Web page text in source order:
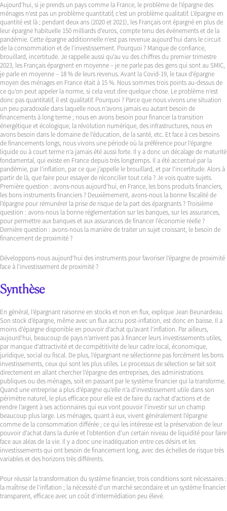
Aujourd’hui, si je prends un pays comme la France, le problème de l’épargne des
ménages n’est pas un problème quantitatif, c’est un problème qualitatif. L’épargne en
quantité est là ; pendant deux ans (2020 et 2021), les Français ont épargné en plus de
leur épargne habituelle 150 milliards d’euros, compte tenu des événements et de la
pandémie. Cette épargne additionnelle n’est pas revenue aujourd’hui dans le circuit
de la consommation et de l’investissement. Pourquoi ? Manque de confiance,
brouillard, incertitude. Je rappelle aussi qu’au vu des chiffres du premier trimestre
2023, les Français épargnent en moyenne – je ne parle pas des gens qui sont au SMIC,
je parle en moyenne – 18 % de leurs revenus. Avant la Covid-19, le taux d’épargne
moyen des ménages en France était à 15 %. Nous sommes trois points au-dessus de
ce qu’on peut appeler la norme, si cela veut dire quelque chose. Le problème n’est
donc pas quantitatif, il est qualitatif. Pourquoi ? Parce que nous vivons une situation
un peu paradoxale dans laquelle nous n’avons jamais eu autant besoin de
financements à long terme ; nous en avons besoin pour financer la transition
énergétique et écologique, la révolution numérique, des infrastructures, nous en
avons besoin dans le domaine de l’éducation, de la santé, etc. Et face à ces besoins
de financements longs, nous vivons une période où la préférence pour l’épargne
liquide ou à court terme n’a jamais été aussi forte. Il y a donc un décalage de maturité
fondamental, qui existe en France depuis très longtemps. Il a été accentué par la
pandémie, par l’inflation, par ce que j’appelle le brouillard, et par l’incertitude. Alors à
partir de là, que faire pour essayer de réconcilier tout cela ? Je vois quatre sujets.
Première question : avons-nous aujourd’hui, en France, les bons produits financiers,
les bons instruments financiers ? Deuxièmement, avons-nous la bonne fiscalité de
l’épargne pour rémunérer la prise de risque de la part des épargnants ? Troisième
question : avons-nous la bonne réglementation sur les banques, sur les assurances,
pour permettre aux banques et aux assurances de financer l’économie réelle ?
Dernière question : avons-nous la manière de traiter un sujet croissant, le besoin de
financement de proximité ?
Développons-nous aujourd’hui des instruments pour favoriser l’épargne de proximité
face à l’investissement de proximité ?
Synthèse
En général, l’épargnant raisonne en stocks et non en flux, explique Jean Beunardeau.
Son stock d’épargne, même avec un flux accru post-inflation, est donc en baisse. Il a
moins d’épargne disponible en pouvoir d’achat qu’avant l’inflation. Par ailleurs,
aujourd’hui, beaucoup de pays n’arrivent pas à financer leurs investissements utiles,
par manque d’attractivité et de compétitivité de leur cadre local, économique,
juridique, social ou fiscal. De plus, l’épargnant ne sélectionne pas forcément les bons
investissements, ceux qui sont les plus utiles. Le processus de sélection se fait soit
directement en allant chercher l’épargne des entreprises, des administrations
publiques ou des ménages, soit en passant par le système financier qui la transforme.
Quand une entreprise a plus d’épargne qu’elle n’a d’investissement utile dans son
périmètre naturel, le plus efficace pour elle est de faire du rachat d’actions et de
rendre l’argent à ses actionnaires qui eux vont pouvoir l’investir sur un champ
beaucoup plus large. Les ménages, quant à eux, vivent généralement l’épargne
comme de la consommation différée ; ce qui les intéresse est la préservation de leur
pouvoir d’achat dans la durée et l’obtention d’un certain niveau de liquidité pour faire
face aux aléas de la vie. Il y a donc une inadéquation entre ces désirs et les
investissements qui ont besoin de financement long, avec des échelles de risque très
variables et des horizons très différents.
Pour réussir la transformation du système financier, trois conditions sont nécessaires :
la maîtrise de l’inflation ; la nécessité d’un marché secondaire et un système financier
transparent, efficace avec un coût d’intermédiation peu élevé.